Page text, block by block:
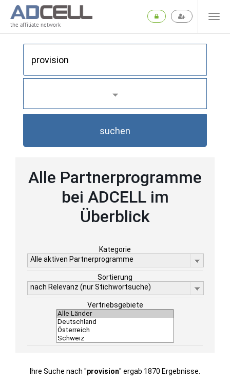
the affiliate network
suchen
Alle Partnerprogramme
bei ADCELL im
Überblick
Kategorie
Alle aktiven Partnerprogramme
Sortierung
nach Relevanz (nur Stichwortsuche)
Vertriebsgebiete
Ihre Suche nach "provision" ergab 1870 Ergebnisse.